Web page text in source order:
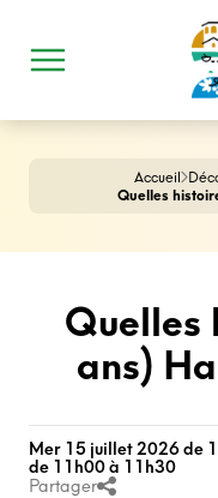
Accueil
Quelles
Quelles
ans)
Mer 15 juillet 2026 de
de 11h00 à 11h30
Partager